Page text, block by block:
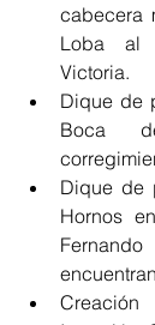
cabecera
Loba al
Victoria.
Dique de
Boca
Dique de
Hornos